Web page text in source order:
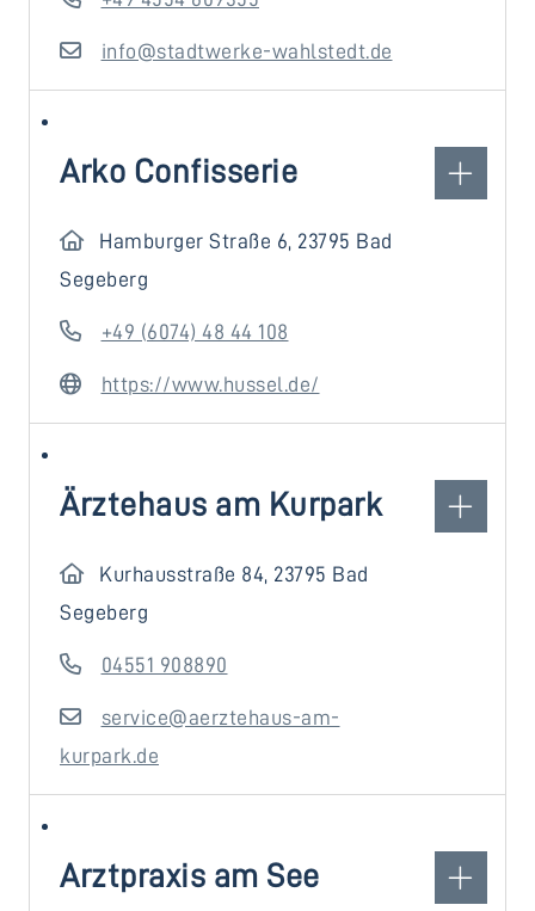
info@stadtwerke-wahlstedt.de
Arko Confisserie
Hamburger Straße 6, 23795 Bad
Segeberg
+49 (6074) 48 44 108
https://www.hussel.de/
Ärztehaus am Kurpark
Kurhausstraße 84, 23795 Bad
Segeberg
04551 908890
service@aerztehaus-am-
kurpark.de
Arztpraxis am See